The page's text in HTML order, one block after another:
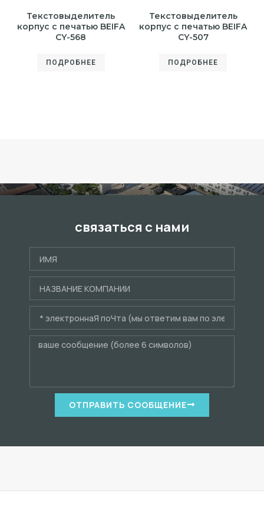
Текстовыделитель
корпус с печатью BEIFA
CY-568
ПОДРОБНЕЕ
Текстовыделитель
корпус с печатью BEIFA
CY-507
ПОДРОБНЕЕ
связаться с нами
ОТПРАВИТЬ СООБЩЕНИЕ